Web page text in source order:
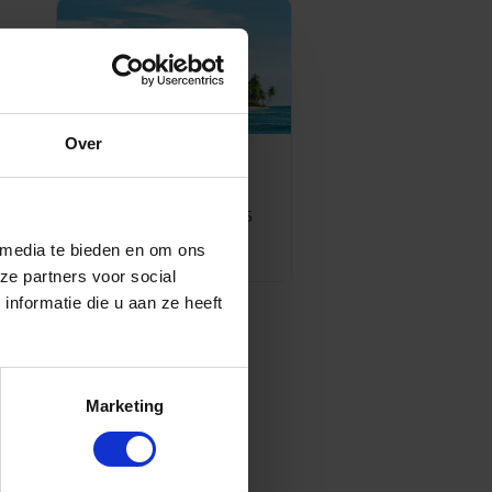
Over
te bieden en om ons
partners voor social
die u aan ze heeft
Marketing
bestemmingen
Geplaatst op: 26-08-2025
Lees dit artikel